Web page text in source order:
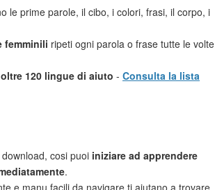
le prime parole, il cibo, i colori, frasi, il corpo, i
femminili ripeti ogni parola o frase tutte le volte
120 lingue di aiuto - Consulta la lista
cosi puoi iniziare ad apprendere
.
e manu facili da navigare ti aiutano a trovare